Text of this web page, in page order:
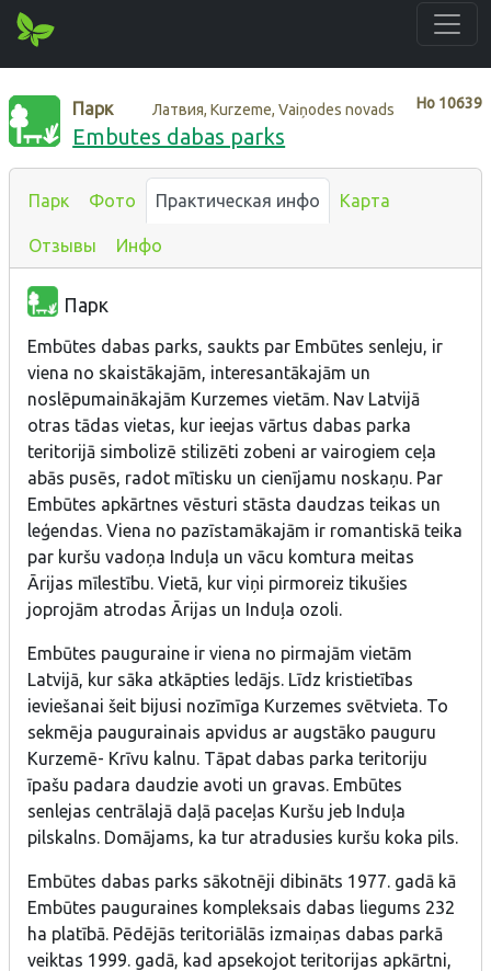
Нo 10639
Парк Латвия, Kurzeme, Vaiņodes novads
Embutes dabas parks
Парк Фото Практическая инфо Карта
Отзывы Инфо
Парк
Embūtes dabas parks, saukts par Embūtes senleju, ir
viena no skaistākajām, interesantākajām un
noslēpumainākajām Kurzemes vietām. Nav Latvijā
otras tādas vietas, kur ieejas vārtus dabas parka
teritorijā simbolizē stilizēti zobeni ar vairogiem ceļa
abās pusēs, radot mītisku un cienījamu noskaņu. Par
Embūtes apkārtnes vēsturi stāsta daudzas teikas un
leģendas. Viena no pazīstamākajām ir romantiskā teika
par kuršu vadoņa Induļa un vācu komtura meitas
Ārijas mīlestību. Vietā, kur viņi pirmoreiz tikušies
joprojām atrodas Ārijas un Induļa ozoli.
Embūtes pauguraine ir viena no pirmajām vietām
Latvijā, kur sāka atkāpties ledājs. Līdz kristietības
ieviešanai šeit bijusi nozīmīga Kurzemes svētvieta. To
sekmēja paugurainais apvidus ar augstāko pauguru
Kurzemē- Krīvu kalnu. Tāpat dabas parka teritoriju
īpašu padara daudzie avoti un gravas. Embūtes
senlejas centrālajā daļā paceļas Kuršu jeb Induļa
pilskalns. Domājams, ka tur atradusies kuršu koka pils.
Embūtes dabas parks sākotnēji dibināts 1977. gadā kā
Embūtes pauguraines kompleksais dabas liegums 232
ha platībā. Pēdējās teritoriālās izmaiņas dabas parkā
veiktas 1999. gadā, kad apsekojot teritorijas apkārtni,